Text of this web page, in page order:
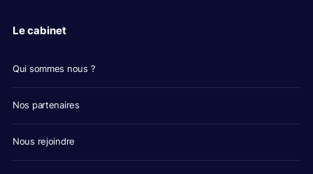
Le cabinet
Qui sommes nous ?
Nos partenaires
Nous rejoindre